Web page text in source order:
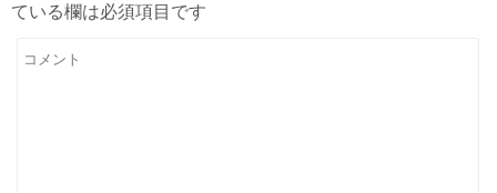
ている欄は必須項目です